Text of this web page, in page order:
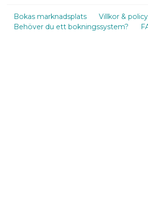
Bokas marknadsplats
Villkor &
Behöver du ett bokningssystem?